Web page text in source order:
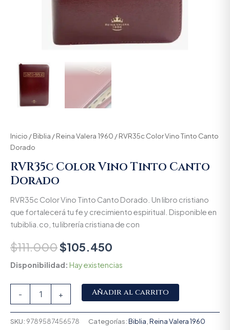
Inicio /Biblia /Reina Valera 1960 / RVR35c Color Vino Tinto Canto
Dorado
RVR35c Color Vino Tinto Canto
Dorado
RVR35c Color Vino Tinto Canto Dorado. Un libro cristiano
que fortalecerá tu fe y crecimiento espiritual. Disponible en
tubiblia.co, tu librería cristiana de con
$111.000$105.450
Disponibilidad: Hay existencias
- + Añadir al carrito
SKU: 9789587456578 Categorías:Biblia Reina Valera 1960